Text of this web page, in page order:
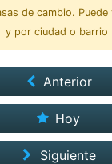
de cambio.
y por ciudad o barrio
Anterior
Hoy
Siguiente